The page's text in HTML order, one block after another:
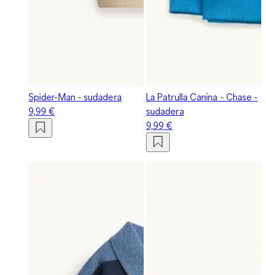
Spider-Man - sudadera
9,99 €
La Patrulla Canina - Chase -
sudadera
9,99 €